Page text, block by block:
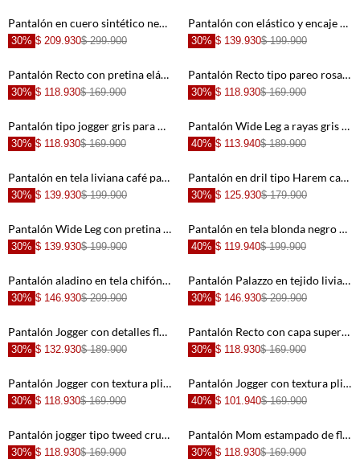
+
+
+
+
+
+
+
+
+
Pantalón en cuero sintético negro para mujer
30% $ 209.930$ 299.900
+
Pantalón con elástico y encaje en bota café para mujer
30% $ 139.930$ 199.900
+
Pantalón Recto con pretina elástica rosado para mujer
30% $ 118.930$ 169.900
+
Pantalón Recto tipo pareo rosado para mujer
30% $ 118.930$ 169.900
+
Pantalón tipo jogger gris para mujer
30% $ 118.930$ 169.900
+
Pantalón Wide Leg a rayas gris para mujer
40% $ 113.940$ 189.900
+
Pantalón en tela liviana café para mujer
30% $ 139.930$ 199.900
+
Pantalón en dril tipo Harem café para mujer
30% $ 125.930$ 179.900
+
Pantalón Wide Leg con pretina elástica café con acabado natural para mujer
30% $ 139.930$ 199.900
+
Pantalón en tela blonda negro para mujer
40% $ 119.940$ 199.900
Pantalón aladino en tela chifón verde para mujer
30% $ 146.930$ 209.900
Pantalón Palazzo en tejido liviano café para mujer
30% $ 146.930$ 209.900
Pantalón Jogger con detalles florales crudo para mujer
30% $ 132.930$ 189.900
Pantalón Recto con capa superpuesta gris para mujer
30% $ 118.930$ 169.900
Pantalón Jogger con textura plisada gris para mujer
30% $ 118.930$ 169.900
Pantalón Jogger con textura plisada crudo para mujer
40% $ 101.940$ 169.900
Pantalón jogger tipo tweed crudo para mujer
30% $ 118.930$ 169.900
Pantalón Mom estampado de flores para mujer
30% $ 118.930$ 169.900